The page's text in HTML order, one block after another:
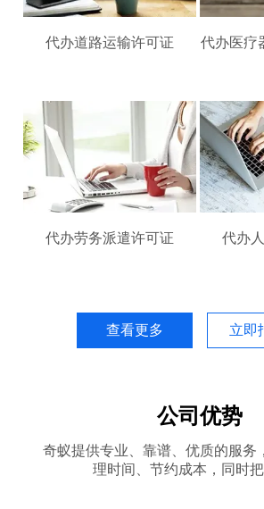
代办道路运输许可证
代办医疗
代办劳务派遣许可证 代办
查看更多 立即
公司优势
奇蚁提供专业、靠谱、优质的服务
理时间、节约成本，同时